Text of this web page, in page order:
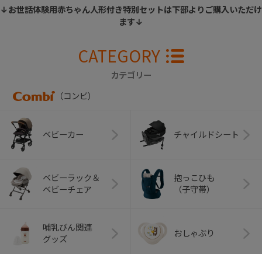
↓お世話体験用赤ちゃん人形付き特別セットは下部よりご購入いただけ
ます↓
CATEGORY
カテゴリー
（コンビ）
ベビーカー チャイルドシート
ベビーラック＆
ベビーチェア
抱っこひも
（子守帯）
哺乳びん関連
グッズ
おしゃぶり